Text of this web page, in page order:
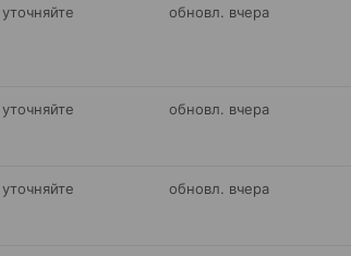
уточняйте обновл. вчера
уточняйте обновл. вчера
уточняйте обновл. вчера